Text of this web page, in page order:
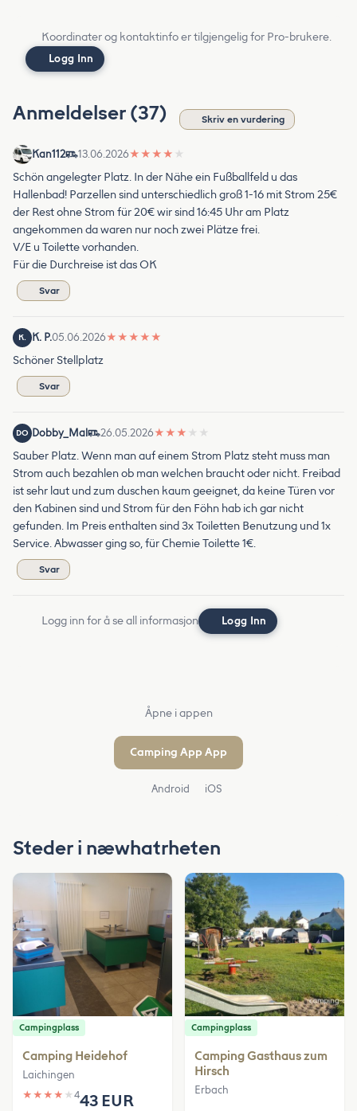
Koordinater og kontaktinfo er tilgjengelig for Pro-brukere.
Logg Inn
Anmeldelser (37) Skriv en vurdering
Kan112 13.06.2026★ ★ ★ ★ ★
Schön angelegter Platz. In der Nähe ein Fußballfeld u das
Hallenbad! Parzellen sind unterschiedlich groß 1-16 mit Strom 25€
der Rest ohne Strom für 20€ wir sind 16:45 Uhr am Platz
angekommen da waren nur noch zwei Plätze frei.
V/E u Toilette vorhanden.
Für die Durchreise ist das OK
Svar
K. K. P.05.06.2026★ ★ ★ ★ ★
Schöner Stellplatz
Svar
DO Dobby_Mal 26.05.2026★ ★ ★ ★ ★
Sauber Platz. Wenn man auf einem Strom Platz steht muss man
Strom auch bezahlen ob man welchen braucht oder nicht. Freibad
ist sehr laut und zum duschen kaum geeignet, da keine Türen vor
den Kabinen sind und Strom für den Föhn hab ich gar nicht
gefunden. Im Preis enthalten sind 3x Toiletten Benutzung und 1x
Service. Abwasser ging so, für Chemie Toilette 1€.
Svar
Logg inn for å se all informasjon Logg Inn
Åpne i appen
Camping App App
Android iOS
Steder i næwhatrheten
Campingplass
Camping Heidehof
Laichingen
★ ★ ★ ★ ★ 443 EUR
Campingplass
Camping Gasthaus zum
Hirsch
Erbach